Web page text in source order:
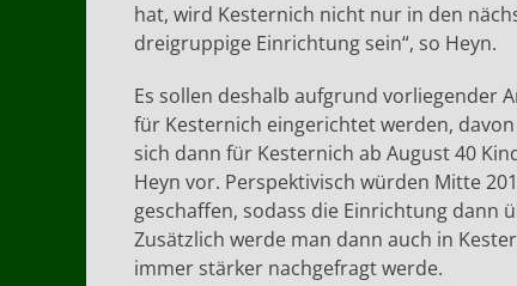
hat, wird Kesternich nicht nur in den
dreigruppige Einrichtung sein“, so Heyn.
Es sollen deshalb aufgrund vorliegender
für Kesternich eingerichtet werden,
sich dann für Kesternich ab August 40
Heyn vor. Perspektivisch würden Mitte
geschaffen, sodass die Einrichtung dann
Zusätzlich werde man dann auch in
immer stärker nachgefragt werde.